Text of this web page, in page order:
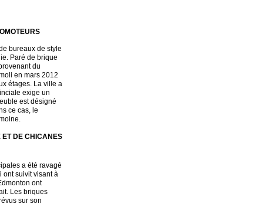
bureaux de style
Paré de brique
du
en mars 2012
étages. La ville a
exige un
est désigné
ce cas, le
ET DE CHICANES
a été ravagé
ont suivit visant à
ont
Les briques
sur son